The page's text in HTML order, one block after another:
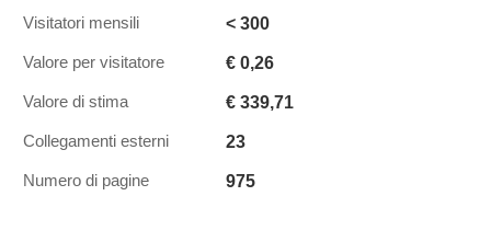
Visitatori mensili < 300
Valore per visitatore € 0,26
Valore di stima € 339,71
Collegamenti esterni 23
Numero di pagine 975